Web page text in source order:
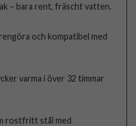
– bara rent, fräscht vatten.
och kompatibel med
varma i över 32 timmar
rostfritt stål med